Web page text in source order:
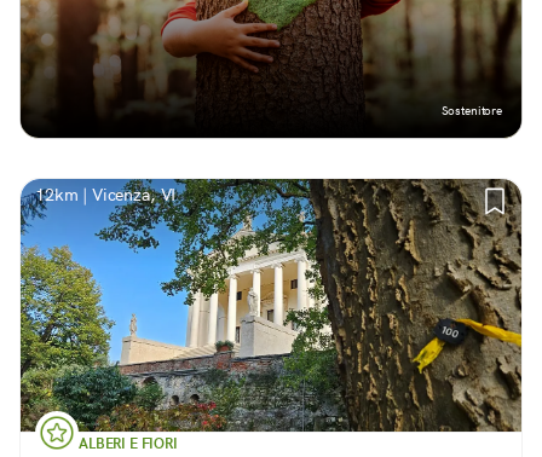
Sostenitore
12km | Vicenza, VI
ALBERI E FIORI